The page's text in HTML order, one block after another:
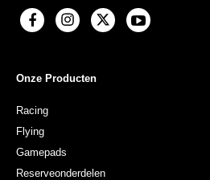
Onze Producten
Racing
Flying
Gamepads
Reserveonderdelen